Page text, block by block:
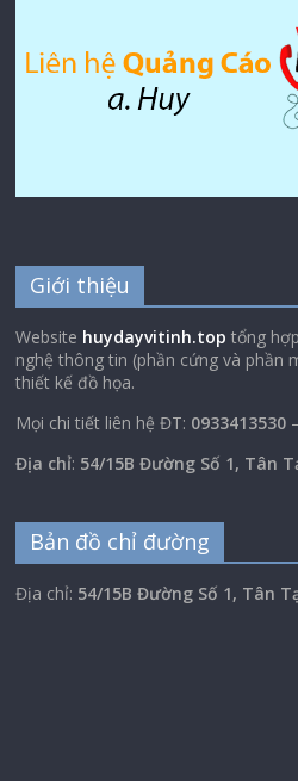
Giới thiệu
Website huydayvitinh.top tổng
nghệ thông tin (phần cứng và phần
thiết kế đồ họa.
Mọi chi tiết liên hệ ĐT: 0933413530
Địa chỉ: 54/15B Đường Số 1, Tân
Bản đồ chỉ đường
Địa chỉ: 54/15B Đường Số 1, Tân